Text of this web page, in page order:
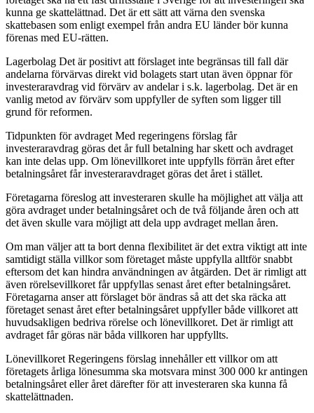
kunna ge skattelättnad. Det är ett sätt att värna den svenska
skattebasen som enligt exempel från andra EU länder bör kunna
förenas med EU-rätten.
Lagerbolag Det är positivt att förslaget inte begränsas till fall där
andelarna förvärvas direkt vid bolagets start utan även öppnar för
investeraravdrag vid förvärv av andelar i s.k. lagerbolag. Det är en
vanlig metod av förvärv som uppfyller de syften som ligger till
grund för reformen.
Tidpunkten för avdraget Med regeringens förslag får
investeraravdrag göras det år full betalning har skett och avdraget
kan inte delas upp. Om lönevillkoret inte uppfylls förrän året efter
betalningsåret får investeraravdraget göras det året i stället.
Företagarna föreslog att investeraren skulle ha möjlighet att välja att
göra avdraget under betalningsåret och de två följande åren och att
det även skulle vara möjligt att dela upp avdraget mellan åren.
Om man väljer att ta bort denna flexibilitet är det extra viktigt att inte
samtidigt ställa villkor som företaget måste uppfylla alltför snabbt
eftersom det kan hindra användningen av åtgärden. Det är rimligt att
även rörelsevillkoret får uppfyllas senast året efter betalningsåret.
Företagarna anser att förslaget bör ändras så att det ska räcka att
företaget senast året efter betalningsåret uppfyller både villkoret att
huvudsakligen bedriva rörelse och lönevillkoret. Det är rimligt att
avdraget får göras när båda villkoren har uppfyllts.
Lönevillkoret Regeringens förslag innehåller ett villkor om att
företagets årliga lönesumma ska motsvara minst 300 000 kr antingen
betalningsåret eller året därefter för att investeraren ska kunna få
skattelättnaden.